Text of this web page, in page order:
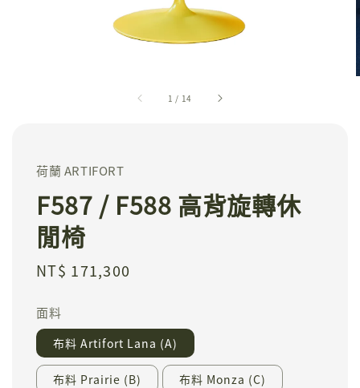
1 / 14
荷蘭 ARTIFORT
F587 / F588 高背旋轉休
閒椅
Regular
NT$ 171,300
面料
布料 Artifort Lana (A)
布料 Prairie (B) 布料 Monza (C)